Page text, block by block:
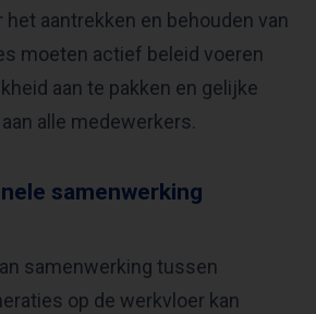
aantrekken en behouden van
moeten actief beleid voeren
aan te pakken en gelijke
alle medewerkers.
samenwerking
samenwerking tussen
op de werkvloer kan